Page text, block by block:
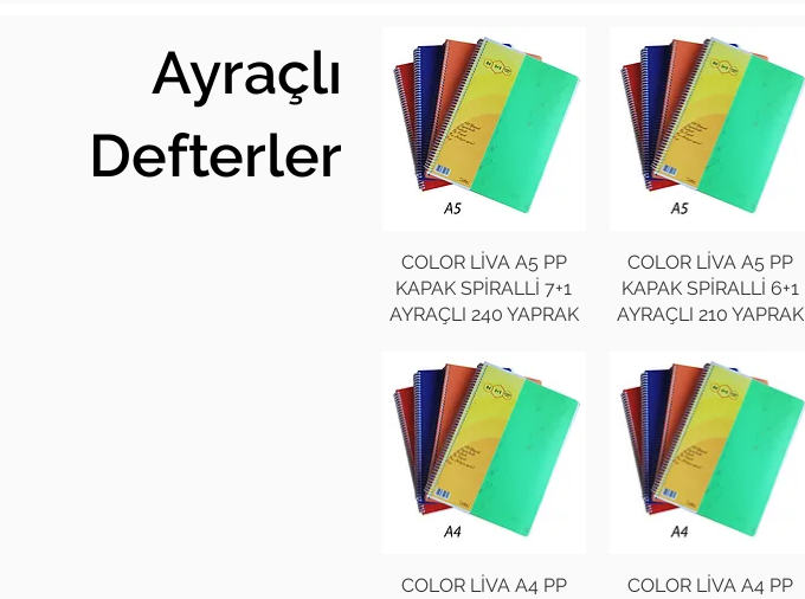
Ayraçlı
Defterler
COLOR LİVA A5 PP
KAPAK SPİRALLİ 7+1
AYRAÇLI 240 YAPRAK
COLOR LİVA A5 PP
KAPAK SPİRALLİ 6+1
AYRAÇLI 210 YAPRAK
COLOR LİVA A4 PP
COLOR LİVA A4 PP